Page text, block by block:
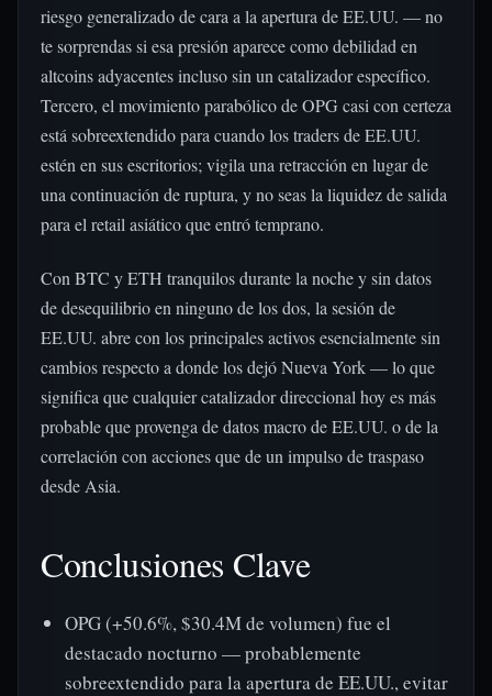
riesgo generalizado de cara a la apertura de EE.UU. — no
te sorprendas si esa presión aparece como debilidad en
altcoins adyacentes incluso sin un catalizador específico.
Tercero, el movimiento parabólico de OPG casi con certeza
está sobreextendido para cuando los traders de EE.UU.
estén en sus escritorios; vigila una retracción en lugar de
una continuación de ruptura, y no seas la liquidez de salida
para el retail asiático que entró temprano.
Con BTC y ETH tranquilos durante la noche y sin datos
de desequilibrio en ninguno de los dos, la sesión de
EE.UU. abre con los principales activos esencialmente sin
cambios respecto a donde los dejó Nueva York — lo que
significa que cualquier catalizador direccional hoy es más
probable que provenga de datos macro de EE.UU. o de la
correlación con acciones que de un impulso de traspaso
desde Asia.
Conclusiones Clave
OPG (+50.6%, $30.4M de volumen) fue el
destacado nocturno — probablemente
sobreextendido para la apertura de EE.UU., evitar